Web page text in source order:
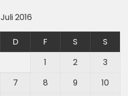
Juli 2016
D F S
S
1
2
3
7 8 9
10